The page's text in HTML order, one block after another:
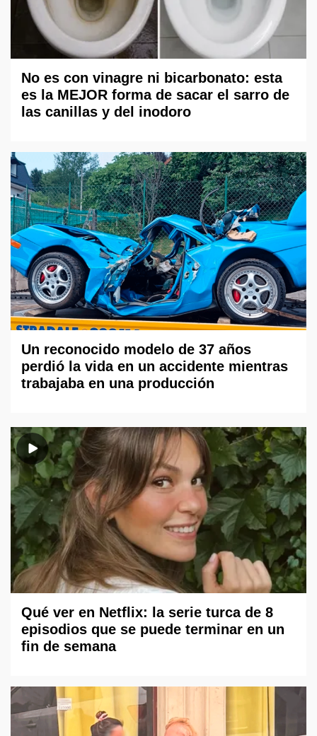
No es con vinagre ni bicarbonato: esta
es la MEJOR forma de sacar el sarro de
las canillas y del inodoro
Un reconocido modelo de 37 años
perdió la vida en un accidente mientras
trabajaba en una producción
Qué ver en Netflix: la serie turca de 8
episodios que se puede terminar en un
fin de semana